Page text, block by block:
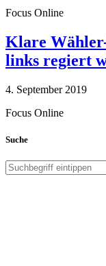
Focus Online
Klare
links regiert
4. September 2019
Focus Online
Suche